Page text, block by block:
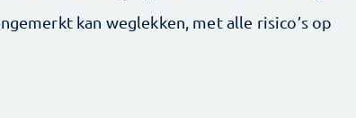
kan weglekken, met alle risico’s op